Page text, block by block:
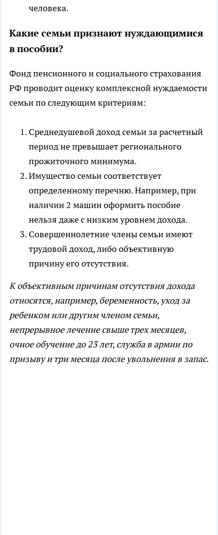
человека.
Какие семьи признают нуждающимися
в пособии?
Фонд пенсионного и социального страхования
РФ проводит оценку комплексной нуждаемости
семьи по следующим критериям:
Среднедушевой доход семьи за расчетный
период не превышает регионального
прожиточного минимума.
Имущество семьи соответствует
определенному перечню. Например, при
наличии 2 машин оформить пособие
нельзя даже с низким уровнем дохода.
Совершеннолетние члены семьи имеют
трудовой доход, либо объективную
причину его отсутствия.
К объективным причинам отсутствия дохода
относятся, например, беременность, уход за
ребенком или другим членом семьи,
непрерывное лечение свыше трех месяцев,
очное обучение до 23 лет, служба в армии по
призыву и три месяца после увольнения в запас.